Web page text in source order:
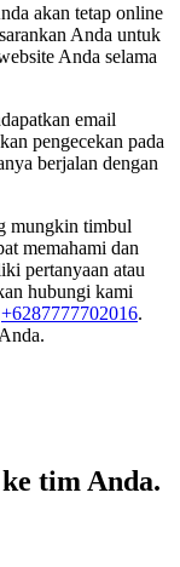
akan tetap online
Anda untuk
Anda selama
email
pengecekan pada
berjalan dengan
mungkin timbul
memahami dan
pertanyaan atau
hubungi kami
+6287777702016.
tim Anda.